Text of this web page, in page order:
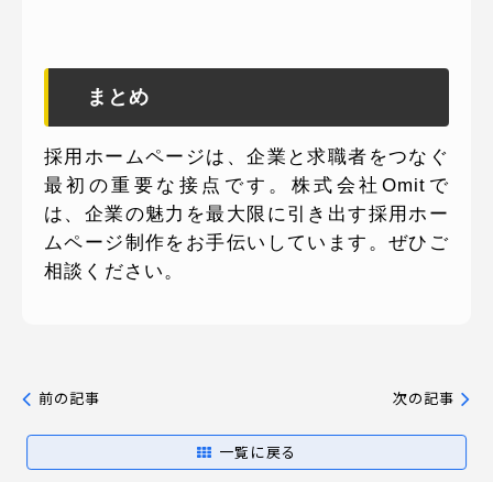
まとめ
採用ホームページは、企業と求職者をつなぐ
最初の重要な接点です。株式会社Omitで
は、企業の魅力を最大限に引き出す採用ホー
ムページ制作をお手伝いしています。ぜひご
相談ください。
前の記事
一覧に戻る
次の記事